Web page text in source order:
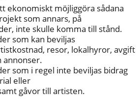
ekonomiskt möjliggöra sådana
som annars, på
inte skulle komma till stånd.
som kan beviljas
resor, lokalhyror, avgift
annonser.
som i regel inte beviljas bidrag
eller
gåvor till artisten.